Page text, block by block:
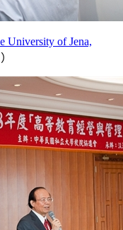
University of Jena,